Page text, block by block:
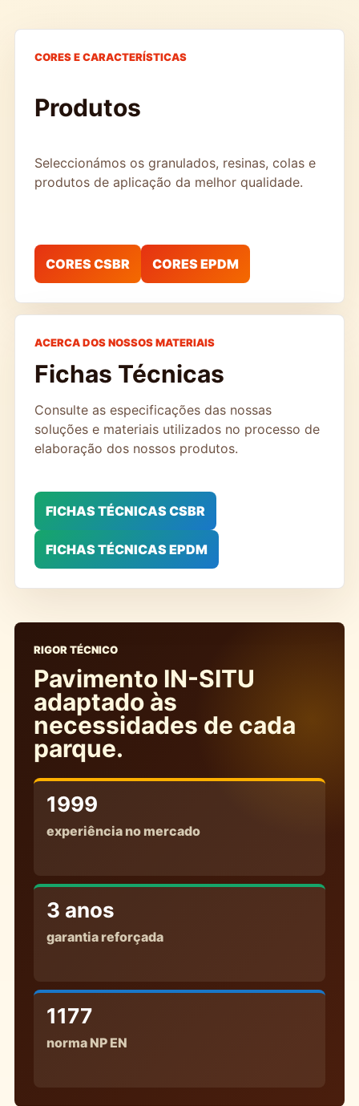
CORES E CARACTERÍSTICAS
Produtos
Seleccionámos os granulados, resinas, colas e
produtos de aplicação da melhor qualidade.
CORES CSBR CORES EPDM
ACERCA DOS NOSSOS MATERIAIS
Fichas Técnicas
Consulte as especificações das nossas
soluções e materiais utilizados no processo de
elaboração dos nossos produtos.
FICHAS TÉCNICAS CSBR
FICHAS TÉCNICAS EPDM
RIGOR TÉCNICO
Pavimento IN-SITU
adaptado às
necessidades de cada
parque.
1999
experiência no mercado
3 anos
garantia reforçada
1177
norma NP EN